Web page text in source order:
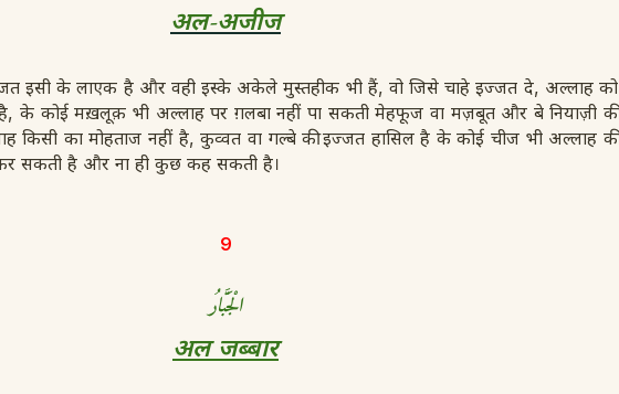
अल-अजीज
इसी के लाएक है और वही इस्के अकेले मुस्तहीक भी हैं, वो जिसे चाहे इज्जत दे, अल्लाह को
के कोई मख़लूक़ भी अल्लाह पर ग़लबा नहीं पा सकती मेहफूज वा मज़बूत और बे नियाज़ी की
किसी का मोहताज नहीं है, कुव्वत वा गल्बे की इज्जत हासिल है के कोई चीज भी अल्लाह की
सकती है और ना ही कुछ कह सकती है।
9
الْجَبَّارُ
अल जब्बार